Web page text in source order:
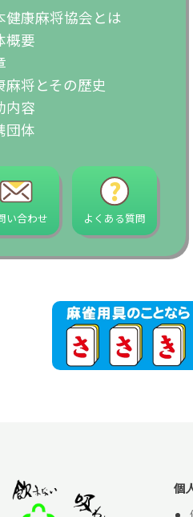
健康麻将協会とは
概要
麻将とその歴史
内容
団体
い合わせ よくある質問
個